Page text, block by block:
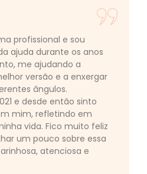
profissional e sou
ajuda durante os anos
me ajudando a
versão e a enxergar
ângulos.
e desde então sinto
mim, refletindo em
vida. Fico muito feliz
um pouco sobre essa
atenciosa e